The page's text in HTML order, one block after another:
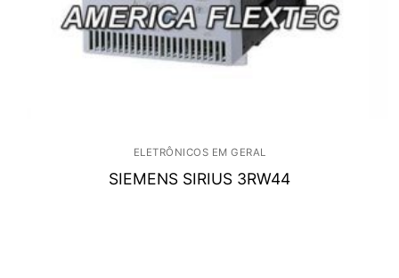
ELETRÔNICOS EM GERAL
SIEMENS SIRIUS 3RW44